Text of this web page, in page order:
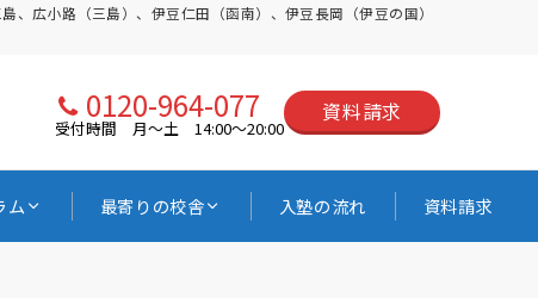
広小路（三島）、伊豆仁田（函南）、伊豆長岡（伊豆の国）
0120-964-077
受付時間 月〜土 14:00〜20:00
資料請求
ム 最寄りの校舎 入塾の流れ 資料請求